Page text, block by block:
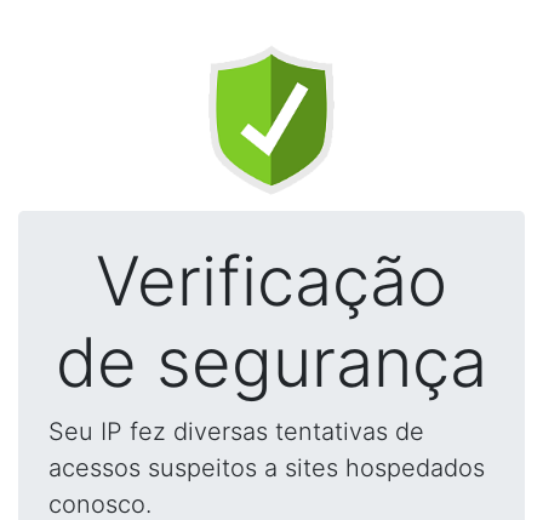
Verificação
de segurança
Seu IP fez diversas tentativas de
acessos suspeitos a sites hospedados
conosco.